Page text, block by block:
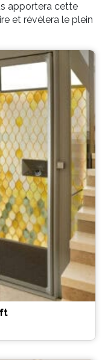
apportera cette
et révèlera le plein